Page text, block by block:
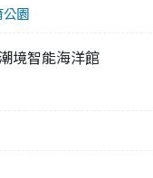
園
境智能海洋館